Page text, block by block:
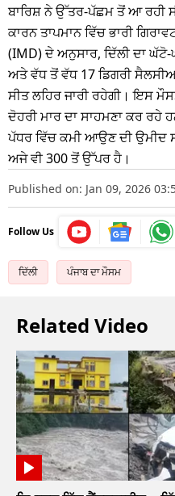
ਬਾਰਿਸ਼ਨੇ ਉੱਤਰ-ਪੱਛਮ ਤੋਂ ਆ ਰਹੀ
ਕਾਰਨ ਤਾਪਮਾਨ ਵਿੱਚ ਭਾਰੀ
(IMD) ਦੇ ਅਨੁਸਾਰ, ਦਿੱਲੀ ਦਾ ਘੱਟੋ-
ਅਤੇ ਵੱਧ ਤੋਂ ਵੱਧ 17 ਡਿਗਰੀ
ਸੀਤਲਹਿਰਜਾਰੀਰਹੇਗੀ।ਇਸ
ਦੋਹਰਮਾਰਦਾ ਸਾਹਮਣਾ ਕਰ ਰਹੇ
ਪੱਧਰ ਵਿੱਚ ਕਮੀ ਆਉਣ ਦੀ ਉਮੀਦ
ਅਜੇ ਵੀ 300 ਤੋਂ ਉੱਪਰ ਹੈ।
Published on: Jan 09, 2026
Follow Us
ਦਿੱਲੀ ਪੰਜਾਬ ਦਾ ਮੌਸਮ
Related Video